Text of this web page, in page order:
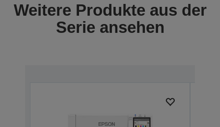
Weitere Produkte aus der
Serie ansehen